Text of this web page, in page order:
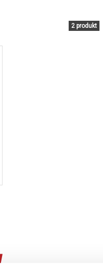
2 produkt